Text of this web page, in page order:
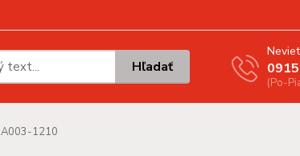
Hľadať
(Po-
A003-1210